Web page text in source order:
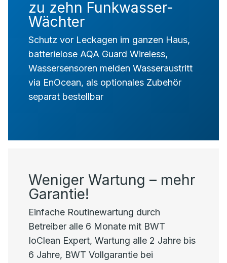
zu zehn Funkwasser-
Wächter
Schutz vor Leckagen im ganzen Haus,
batterielose AQA Guard Wireless,
Wassersensoren melden Wasseraustritt
via EnOcean, als optionales Zubehör
separat bestellbar
Weniger Wartung – mehr
Garantie!
Einfache Routinewartung durch
Betreiber alle 6 Monate mit BWT
IoClean Expert, Wartung alle 2 Jahre bis
6 Jahre, BWT Vollgarantie bei